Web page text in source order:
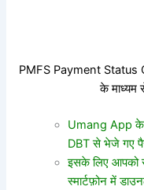
PMFS Payment
के माध्यम
Umang App के
DBT से भेजे गए
इसके लिए
स्मार्टफ़ोन में